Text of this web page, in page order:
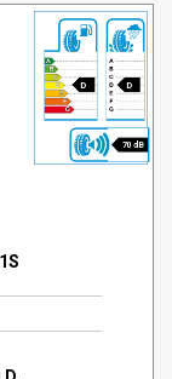
D D
70 dB